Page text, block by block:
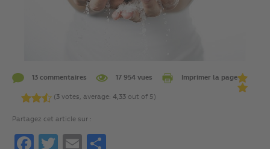
13 commentaires 17 954 vues Imprimer la page
(3 votes, average: 4,33 out of 5)
Partagez cet article sur :
FacebookTwitterEmail